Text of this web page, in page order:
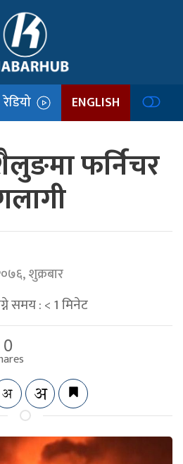
रेडियो ENGLISH
फर्निचर
शुक्रबार
समय :< 1मिनेट
0